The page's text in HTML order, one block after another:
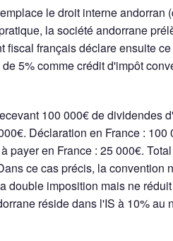
le droit interne andorran
la société andorrane
français déclare ensuite
5% comme crédit d'impôt
100 000€ de dividendes
Déclaration en France :
payer en France : 25 000€.
ce cas précis, la convention
double imposition mais ne
réside dans l'IS à 10% au